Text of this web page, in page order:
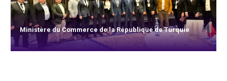
Ministère du Commerce de la République de Turquie